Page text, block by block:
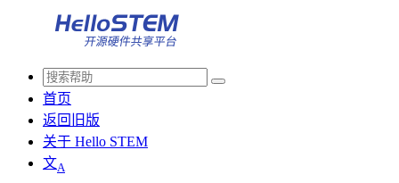
首页
返回旧版
关于 Hello STEM
文A